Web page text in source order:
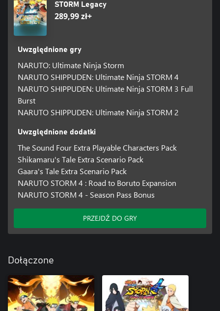
STORM Legacy
289,99 zł+
Uwzględnione gry
NARUTO: Ultimate Ninja Storm
NARUTO SHIPPUDEN: Ultimate Ninja STORM 4
NARUTO SHIPPUDEN: Ultimate Ninja STORM 3 Full
Burst
NARUTO SHIPPUDEN: Ultimate Ninja STORM 2
Uwzględnione dodatki
The Sound Four Extra Playable Characters Pack
Shikamaru's Tale Extra Scenario Pack
Gaara's Tale Extra Scenario Pack
NARUTO STORM 4 : Road to Boruto Expansion
NARUTO STORM 4 - Season Pass Bonus
PRZEJDŹ DO GRY
Dołączone